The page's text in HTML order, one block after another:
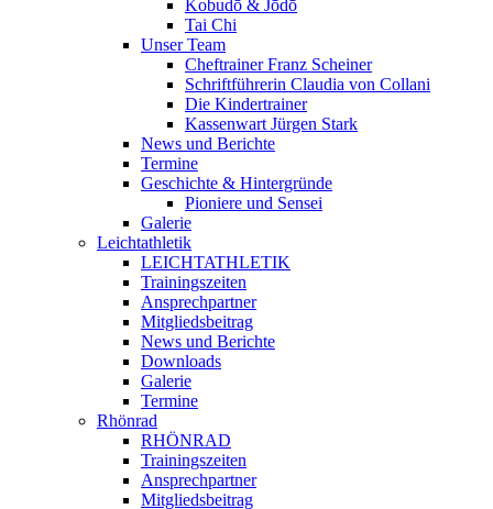
Kobudō & Jōdō
Tai Chi
Unser Team
Cheftrainer Franz Scheiner
Schriftführerin Claudia von Collani
Die Kindertrainer
Kassenwart Jürgen Stark
News und Berichte
Termine
Geschichte & Hintergründe
Pioniere und Sensei
Galerie
Leichtathletik
LEICHTATHLETIK
Trainingszeiten
Ansprechpartner
Mitgliedsbeitrag
News und Berichte
Downloads
Galerie
Termine
Rhönrad
RHÖNRAD
Trainingszeiten
Ansprechpartner
Mitgliedsbeitrag